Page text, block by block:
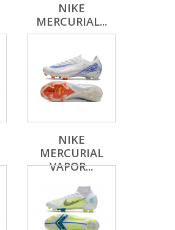
NIKE
MERCURIAL...
NIKE
MERCURIAL
VAPOR...